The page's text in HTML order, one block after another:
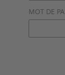
MOT DE